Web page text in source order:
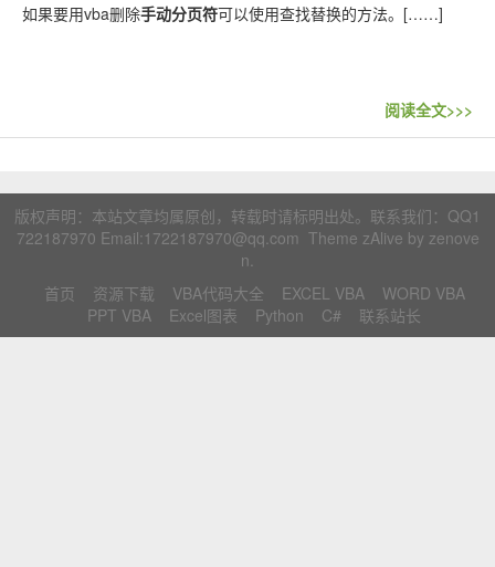
C#
如果要用vba删除手动分页符可以使用查找替换的方法。[……]
阅读全文>>>
版权声明：本站文章均属原创，转载时请标明出处。联系我们： QQ1
722187970 Email:1722187970@qq.com Theme zAlive by zenove
n
首页
资源下载 VBA代码大全 EXCEL VBA
WORD VBA
PPT VBA
Excel图表 Python C# 联系站长